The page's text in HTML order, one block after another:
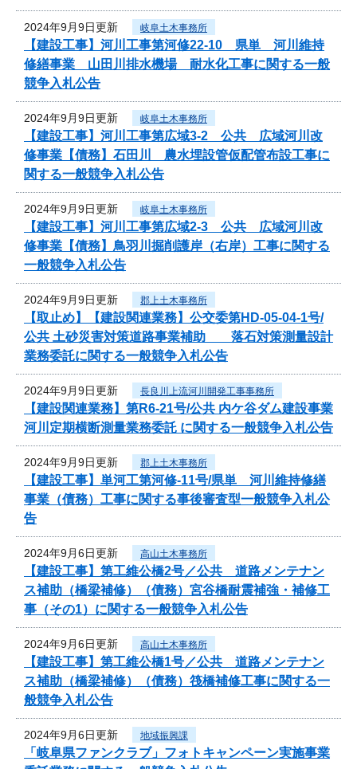
2024年9月9日更新 岐阜土木事務所
【建設工事】河川工事第河修22-10 県単 河川維持
修繕事業 山田川排水機場 耐水化工事に関する一般
競争入札公告
2024年9月9日更新 岐阜土木事務所
【建設工事】河川工事第広域3-2 公共 広域河川改
修事業【債務】石田川 農水埋設管仮配管布設工事に
関する一般競争入札公告
2024年9月9日更新 岐阜土木事務所
【建設工事】河川工事第広域2-3 公共 広域河川改
修事業【債務】鳥羽川掘削護岸（右岸）工事に関する
一般競争入札公告
2024年9月9日更新 郡上土木事務所
【取止め】【建設関連業務】公交委第HD-05-04-1号/
公共 土砂災害対策道路事業補助 落石対策測量設計
業務委託に関する一般競争入札公告
2024年9月9日更新 長良川上流河川開発工事事務所
【建設関連業務】第R6-21号/公共 内ケ谷ダム建設事業
河川定期横断測量業務委託 に関する一般競争入札公告
2024年9月9日更新 郡上土木事務所
【建設工事】単河工第河修-11号/県単 河川維持修繕
事業（債務）工事に関する事後審査型一般競争入札公
告
2024年9月6日更新 高山土木事務所
【建設工事】第工維公橋2号／公共 道路メンテナン
ス補助（橋梁補修）（債務）宮谷橋耐震補強・補修工
事（その1）に関する一般競争入札公告
2024年9月6日更新 高山土木事務所
【建設工事】第工維公橋1号／公共 道路メンテナン
ス補助（橋梁補修）（債務）筏橋補修工事に関する一
般競争入札公告
2024年9月6日更新 地域振興課
「岐阜県ファンクラブ」フォトキャンペーン実施事業